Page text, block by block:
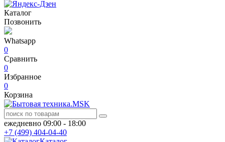
Каталог
Позвонить
Whatsapp
0
Сравнить
0
Избранное
0
Корзина
ежедневно 09:00 - 18:00
+7 (499) 404-04-40